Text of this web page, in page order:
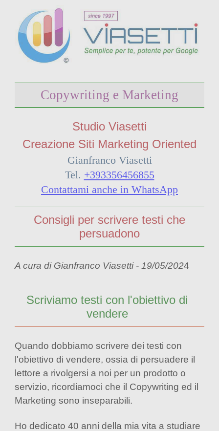
Copywriting e Marketing
Studio Viasetti
Creazione Siti Marketing Oriented
Gianfranco Viasetti
Tel. +393356456855
Contattami anche in WhatsApp
Consigli per scrivere testi che
persuadono
A cura di Gianfranco Viasetti - 19/05/2024
Scriviamo testi con l'obiettivo di
vendere
Quando dobbiamo scrivere dei testi con
l'obiettivo di vendere, ossia di persuadere il
lettore a rivolgersi a noi per un prodotto o
servizio, ricordiamoci che il Copywriting ed il
Marketing sono inseparabili.
Ho dedicato 40 anni della mia vita a studiare